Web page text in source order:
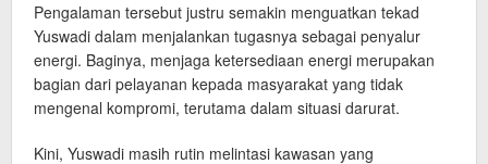
Pengalaman tersebut justru semakin menguatkan tekad
Yuswadi dalam menjalankan tugasnya sebagai penyalur
energi. Baginya, menjaga ketersediaan energi merupakan
bagian dari pelayanan kepada masyarakat yang tidak
mengenal kompromi, terutama dalam situasi darurat.
Kini, Yuswadi masih rutin melintasi kawasan yang